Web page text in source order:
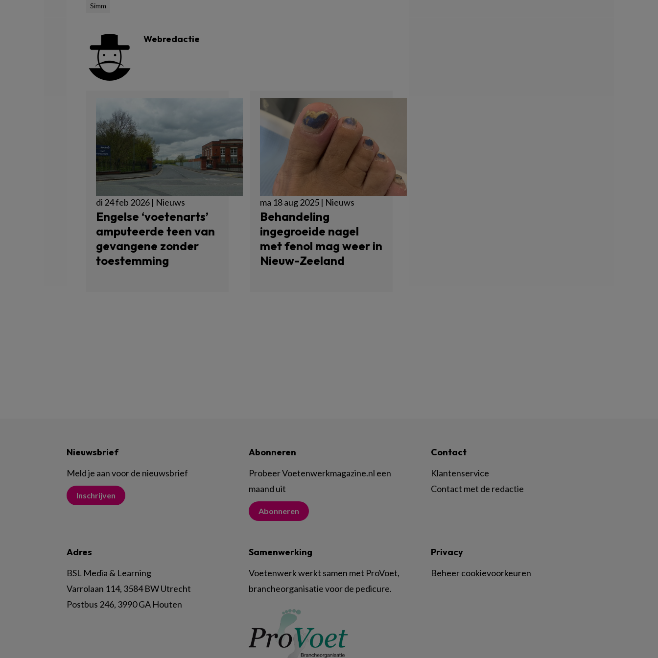
Simm
Webredactie
di 24 feb 2026 | Nieuws
Engelse ‘voetenarts’
amputeerde teen van
gevangene zonder
toestemming
ma 18 aug 2025 | Nieuws
Behandeling
ingegroeide nagel
met fenol mag weer in
Nieuw-Zeeland
Nieuwsbrief
Meld je aan voor de nieuwsbrief
Inschrijven
Abonneren
Probeer Voetenwerkmagazine.nl een
maand uit
Abonneren
Contact
Klantenservice
Contact met de redactie
Adres
BSL Media & Learning
Varrolaan 114, 3584 BW Utrecht
Postbus 246, 3990 GA Houten
Samenwerking
Voetenwerk werkt samen met ProVoet,
brancheorganisatie voor de pedicure.
Privacy
Beheer cookievoorkeuren